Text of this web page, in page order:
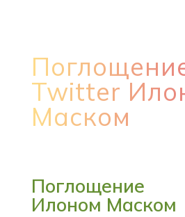
Twitter
Маском
Илоном Маском